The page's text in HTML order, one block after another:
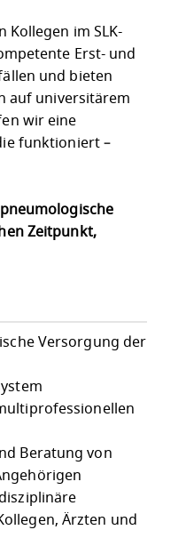
im SLK-
Erst- und
und bieten
auf universitärem
wir eine
funktioniert –
pneumologische
Zeitpunkt,
Versorgung der
Beratung von
Ärzten und